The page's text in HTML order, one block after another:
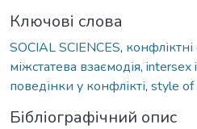
Ключові слова
SOCIAL SCIENCES, конфліктні
міжстатева взаємодія, intersex
поведінки у конфлікті, style of
Бібліографічний опис